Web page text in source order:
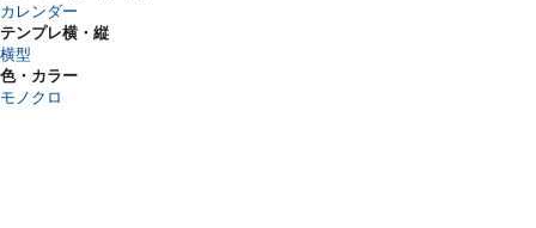
カレンダー
テンプレ横・縦
横型
色・カラー
モノクロ